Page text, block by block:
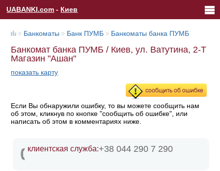
UABANKI.com - Киев
Банкоматы Банк ПУМБ Банкоматы банка ПУМБ
Банкомат банка ПУМБ / Киев, ул. Ватутина, 2-Т
Магазин "Ашан"
показать карту
Если Вы обнаружили ошибку, то вы можете сообщить нам
об этом, кликнув по кнопке "сообщить об ошибке", или
написать об этом в комментариях ниже.
клиентская служба:+38 044 290 7 290